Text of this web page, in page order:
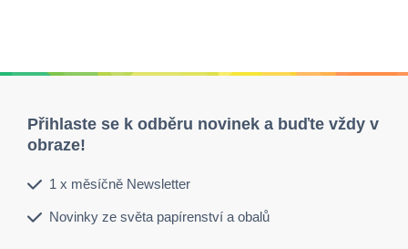
Přihlaste se k odběru novinek a buďte vždy v
obraze!
1 x měsíčně Newsletter
Novinky ze světa papírenství a obalů